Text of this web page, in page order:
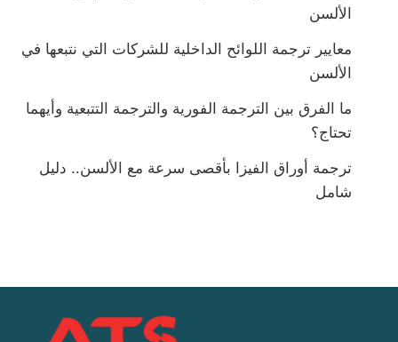
الألسن
معايير ترجمة اللوائح الداخلية للشركات التي نتبعها في
الألسن
ما الفرق بين الترجمة الفورية والترجمة التتبعية وأيهما
تحتاج؟
ترجمة أوراق الفيزا بأقصى سرعة مع الألسن.. دليل
شامل